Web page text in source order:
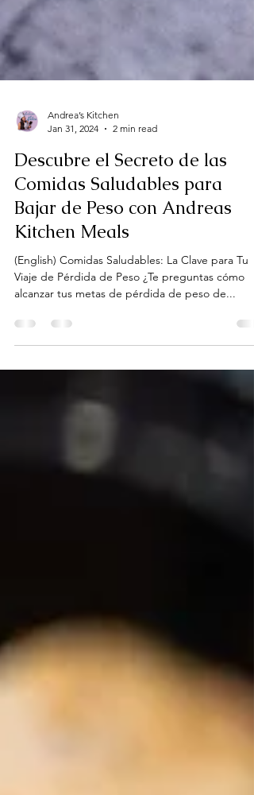
Andrea’s Kitchen
Jan 31, 2024
Descubre el Secreto de las
Comidas Saludables para
Bajar de Peso con Andreas
Kitchen Meals
(English) Comidas Saludables: La Clave para Tu
Viaje de Pérdida de Peso ¿Te preguntas cómo